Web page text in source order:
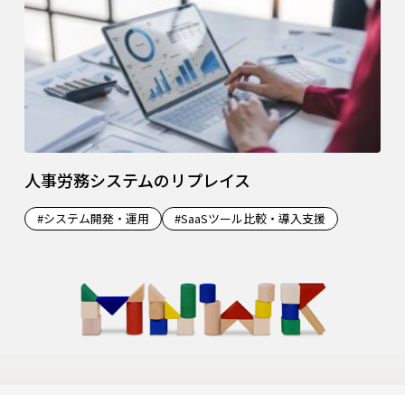
人事労務システムのリプレイス
#システム開発・運用 #SaaSツール比較・導入支援